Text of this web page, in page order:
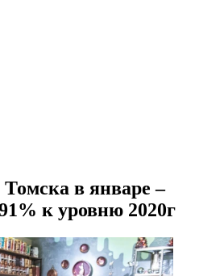
в январе –
к уровню 2020г